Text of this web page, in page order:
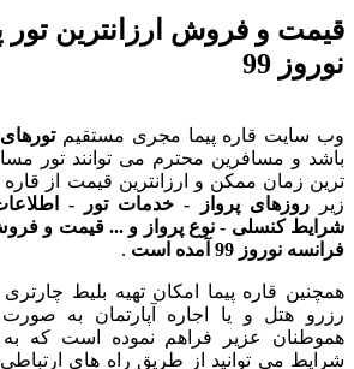
قیمت و فروش ارزانترین
نوروز 99
وب سایت قاره پیما مجری مستقیم
باشد و مسافرین محترم می توانند تور
ترین زمان ممکن و ارزانترین قیمت از قاره
زیرروزهای پرواز - خدمات تور -
شرایط کنسلی - نوع پرواز و ... قیمت و فروش
فرانسه نوروز 99 آمده است
.
همچنین قاره پیما امکان تهیه بلیط
رزرو هتل و یا اجاره آپارتمان به صورت
هموطنان عزیر فراهم نموده است که به
شرایط می توانید از طریق راه های